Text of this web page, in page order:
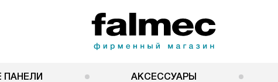
ПАНЕЛИ АКСЕССУАРЫ